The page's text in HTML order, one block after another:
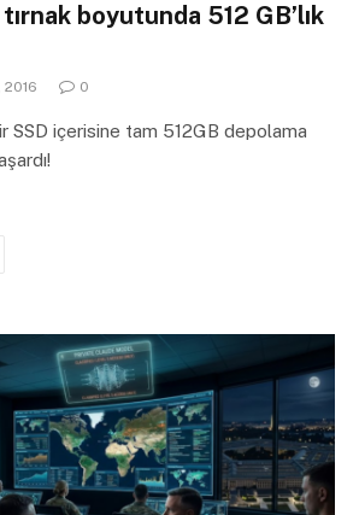
boyutunda 512 GB’lık
2016 0
SSD içerisine tam 512GB depolama